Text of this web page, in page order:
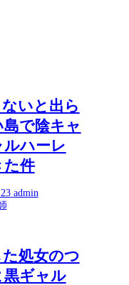
いと出ら
で陰キャ
ハーレ
た件
admin
処女のつ
黒ギャル